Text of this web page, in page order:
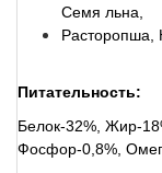
Семя льна,
Расторопша,
Питательность:
Белок-32%, Жир-
Фосфор-0,8%,